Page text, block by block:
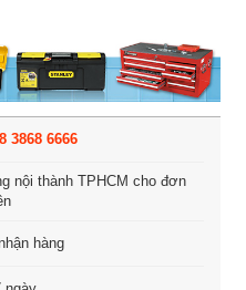
3868 6666
nội thành TPHCM cho đơn
hàng